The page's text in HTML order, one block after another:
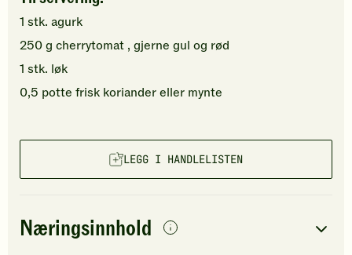
1 stk. agurk
250g cherrytomat , gjerne gul og rød
1 stk. løk
0,5 potte frisk koriandereller mynte
LEGG I HANDLELISTEN
Næringsinnhold